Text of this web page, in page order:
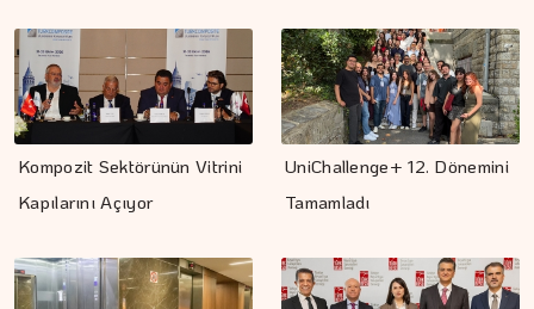
Kompozit Sektörünün Vitrini
Kapılarını Açıyor
UniChallenge+ 12. Dönemini
Tamamladı